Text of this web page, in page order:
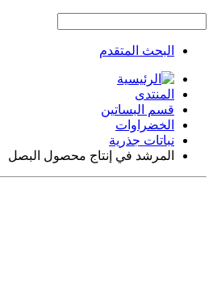
البحث المتقدم
المنتدى
قسم البساتين
الخضراوات
نباتات جذرية
المرشد في إنتاج محصول البصل